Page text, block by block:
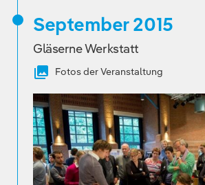
September 2015
Gläserne Werkstatt
Fotos der Veranstaltung